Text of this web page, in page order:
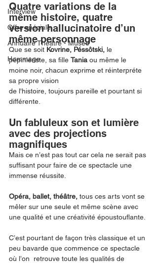
Interview
Offre spéciale
Annuaire Théâtre - Musée
Hommage
Quatre variations de la
même histoire, quatre
version hallucinatoire d’un
même personnage
Que se soit Kovrine, Péssôtski, le
pépiniériste, sa fille Tania ou même le
moine noir, chacun exprime et réinterpréte
sa propre vision
de l'histoire, toujours pareille et pourtant si
différente.
Un fabluleux son et lumière
avec des projections
magnifiques
Mais ce n’est pas tout car cela ne serait pas
suffisant pour faire de ce spectacle une
immense réussite.
Opéra, ballet, théâtre, tous ces arts vont se
mêler sur une seule et même scène avec
une qualité et une créativité époustouflante.
C’est pourtant de façon très classique et un
peu bavarde que commence ce spectacle
où l’on  retrouve toute les qualités de